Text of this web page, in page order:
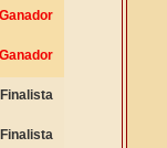
Ganador
Ganador
Finalista
Finalista